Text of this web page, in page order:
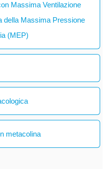
Massima Ventilazione
della Massima Pressione
(MEP)
metacolina